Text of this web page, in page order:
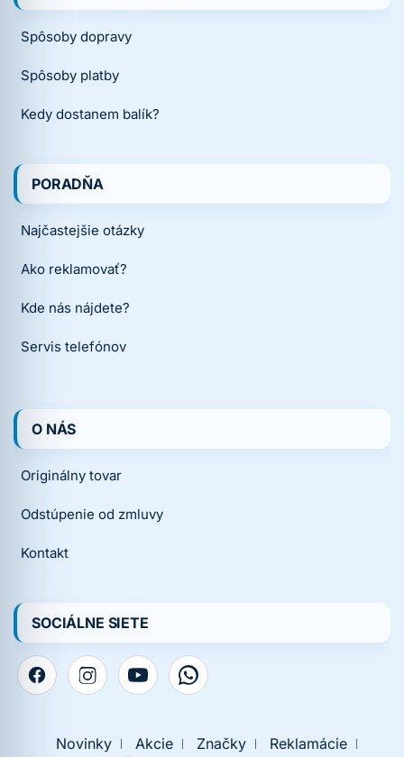
Spôsoby dopravy
Spôsoby platby
Kedy dostanem balík?
PORADŇA
Najčastejšie otázky
Ako reklamovať?
Kde nás nájdete?
Servis telefónov
O NÁS
Originálny tovar
Odstúpenie od zmluvy
Kontakt
SOCIÁLNE SIETE
Novinky Akcie Značky
Reklamácie